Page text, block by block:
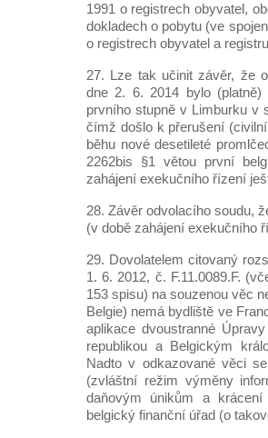
1991 o registrech obyvatel,
dokladech o pobytu (ve
o registrech obyvatel a
27. Lze tak učinit závěr, že
dne 2. 6. 2014 bylo (platně)
prvního stupně v Limburku v
čímž došlo k přerušení
běhu nové desetileté
2262bis §1 větou první
zahájení exekučního řízení
28. Závěr odvolacího soudu,
(v době zahájení exekučního
29. Dovolatelem citovaný
1. 6. 2012, č. F.11.0089.F.
153 spisu) na souzenou věc
Belgie) nemá bydliště ve
aplikace dvoustranné
republikou a Belgickým
Nadto v odkazované věci
(zvláštní režim výměny
daňovým únikům a
belgický finanční úřad (o